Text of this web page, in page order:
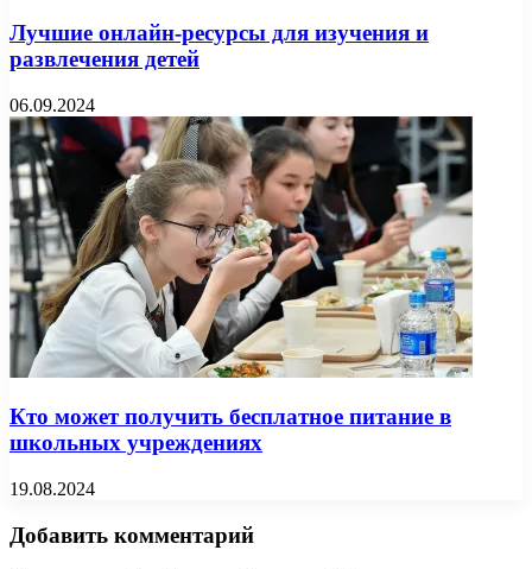
Лучшие онлайн-ресурсы для изучения и
развлечения детей
06.09.2024
Кто может получить бесплатное питание в
школьных учреждениях
19.08.2024
Добавить комментарий